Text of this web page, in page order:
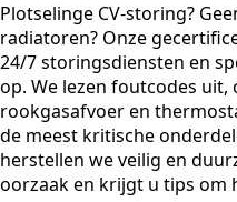
Plotselinge CV-storing?
radiatoren? Onze
24/7 storingsdiensten en
op. We lezen foutcodes
rookgasafvoer en
de meest kritische
herstellen we veilig en
oorzaak en krijgt u tips om